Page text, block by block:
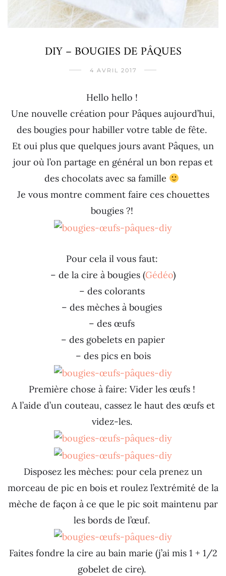
DIY – BOUGIES DE PÂQUES
4 AVRIL 2017
Hello hello !
Une nouvelle création pour Pâques aujourd’hui,
des bougies pour habiller votre table de fête.
Et oui plus que quelques jours avant Pâques, un
jour où l’on partage en général un bon repas et
des chocolats avec sa famille
Je vous montre comment faire ces chouettes
bougies ?!
Pour cela il vous faut:
– de la cire à bougies (Gédéo)
– des colorants
– des mèches à bougies
– des œufs
– des gobelets en papier
– des pics en bois
Première chose à faire: Vider les œufs !
A l’aide d’un couteau, cassez le haut des œufs et
videz-les.
Disposez les mèches: pour cela prenez un
morceau de pic en bois et roulez l’extrémité de la
mèche de façon à ce que le pic soit maintenu par
les bords de l’œuf.
Faites fondre la cire au bain marie (j’ai mis 1 + 1/2
gobelet de cire).